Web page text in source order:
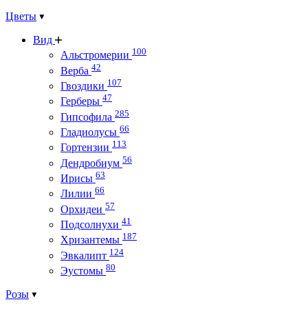
Цветы
Вид
Альстромерии 100
Верба 42
Гвоздики 107
Герберы 47
Гипсофила 285
Гладиолусы 66
Гортензии 113
Дендробиум 56
Ирисы 63
Лилии 66
Орхидеи 57
Подсолнухи 41
Хризантемы 187
Эвкалипт 124
Эустомы 80
Розы